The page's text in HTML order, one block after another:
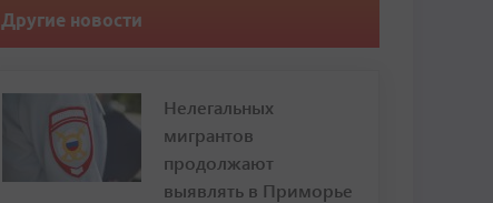
Другие новости
Нелегальных
мигрантов
продолжают
выявлять в Приморье